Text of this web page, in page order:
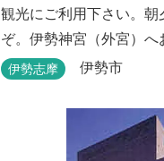
観光にご利用下さい。朝
ぞ。伊勢神宮（外宮）
離です。
伊勢志摩 伊勢市